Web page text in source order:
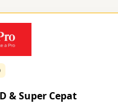
& Super Cepat